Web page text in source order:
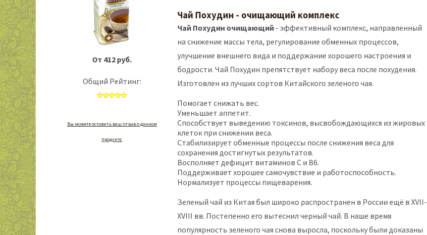
От 412 руб.
Общий Рейтинг:
Вы можете оставить ваш отзыв о данном
продукте.
Чай Похудин - очищающий комплекс
Чай Похудин очищающий - эффективный комплекс, направленный
на снижение массы тела, регулирование обменных процессов,
улучшение внешнего вида и поддержание хорошего настроения и
бодрости. Чай Похудин препятствует набору веса после похудения.
Изготовлен из лучших сортов Китайского зеленого чая.
Помогает снижать вес.
Уменьшает аппетит.
Способствует выведению токсинов, высвобождающихся из жировых
клеток при снижении веса.
Стабилизирует обменные процессы после снижения веса для
сохранения достигнутых результатов.
Восполняет дефицит витаминов С и В6.
Поддерживает хорошее самочувствие и работоспособность.
Нормализует процессы пищеварения.
Зеленый чай из Китая был широко распространен в России ещё в XVII-
XVIII вв. Постепенно его вытеснил черный чай. В наше время
популярность зеленого чая снова выросла, поскольку были доказаны